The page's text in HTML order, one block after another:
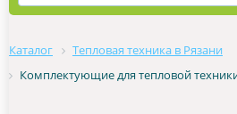
Каталог
Тепловая техника в Рязани
Комплектующие для тепловой